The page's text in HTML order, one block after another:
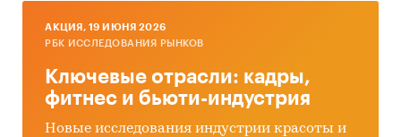
AКЦИЯ, 19 ИЮНЯ 2026
РБК ИССЛЕДОВАНИЯ РЫНКОВ
Ключевые отрасли: кадры,
фитнес и бьюти-индустрия
Новые исследования индустрии красоты и